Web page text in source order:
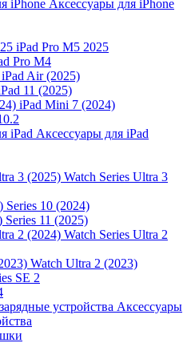
Аксессуары для iPhone
iPad Pro M5 2025
Pro M4
iPad Air (2025)
11 (2025)
iPad Mini 7 (2024)
Аксессуары для iPad
Watch Series Ultra 3
Series 10 (2024)
Series 11 (2025)
Watch Series Ultra 2
Watch Ultra 2 (2023)
SE 2
Аксессуары